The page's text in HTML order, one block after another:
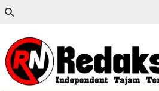
Skip
content